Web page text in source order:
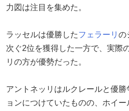
力図は注目を集めた。
ラッセルは優勝したフェラーリ の
次ぐ2位を獲得した一方で、実際
リの方が優勢だった。
アントネッリはルクレールと優
ョンにつけていたものの、ホイ